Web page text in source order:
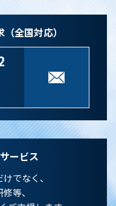
全国対応）
ービス
でなく、
等、